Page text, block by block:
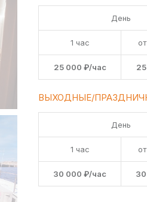
День
1 час
25 000 ₽/час
ВЫХОДНЫЕ/
День
1 час
30 000 ₽/час